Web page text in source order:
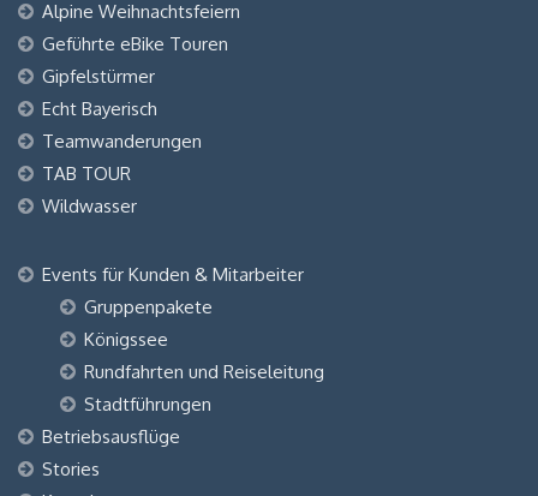
Alpine Weihnachtsfeiern
Geführte eBike Touren
Gipfelstürmer
Echt Bayerisch
Teamwanderungen
TAB TOUR
Wildwasser
Events für Kunden & Mitarbeiter
Gruppenpakete
Königssee
Rundfahrten und Reiseleitung
Stadtführungen
Betriebsausflüge
Stories